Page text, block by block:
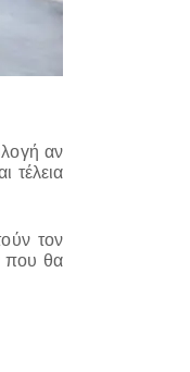
αν
τέλεια
τον
που θα